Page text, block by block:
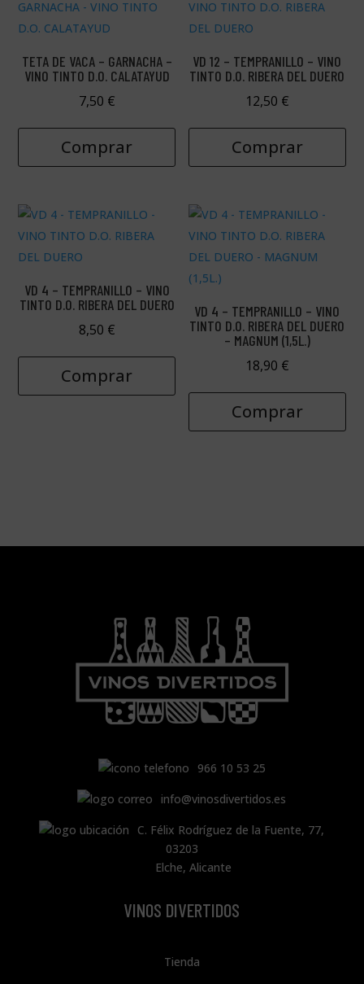
TETA DE VACA – GARNACHA –
VINO TINTO D.O. CALATAYUD
7,50 €
Comprar
VD 12 – TEMPRANILLO – VINO
TINTO D.O. RIBERA DEL DUERO
12,50 €
Comprar
VD 4 – TEMPRANILLO – VINO
TINTO D.O. RIBERA DEL DUERO
8,50 €
Comprar
VD 4 – TEMPRANILLO – VINO
TINTO D.O. RIBERA DEL DUERO
– MAGNUM (1,5L.)
18,90 €
Comprar
966 10 53 25
info@vinosdivertidos.es
C. Félix Rodríguez de la Fuente, 77,
03203
Elche, Alicante
VINOS DIVERTIDOS
Tienda